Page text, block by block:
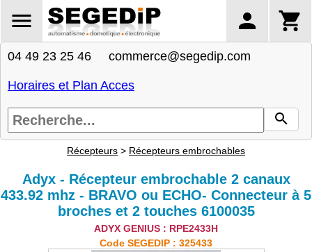
04 49 23 25 46 commerce@segedip.com
Horaires et Plan Acces
Récepteurs > Récepteurs embrochables
Adyx - Récepteur embrochable 2 canaux
433.92 mhz - BRAVO ou ECHO- Connecteur à 5
broches et 2 touches 6100035
ADYX GENIUS : RPE2433H
Code SEGEDIP : 325433